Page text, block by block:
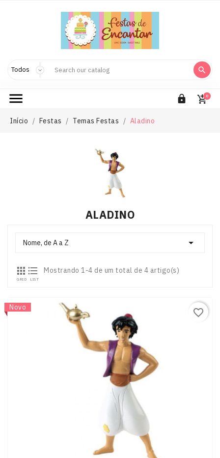

  0
Início Festas Temas Festas Aladino
ALADINO
Nome, de A a Z 

GRID

LIST
Mostrando 1-4 de um total de 4 artigo(s)
Novo favorite_border